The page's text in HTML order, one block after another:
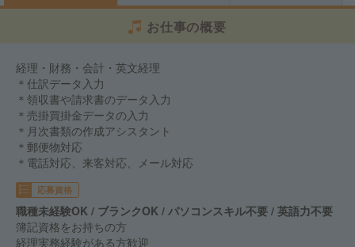
お仕事の概要
経理・財務・会計・英文経理
＊仕訳データ入力
＊領収書や請求書のデータ入力
＊売掛買掛金データの入力
＊月次書類の作成アシスタント
＊郵便物対応
＊電話対応、来客対応、メール対応
応募資格
職種未経験OK / ブランクOK / パソコンスキル不要 / 英語力不要
簿記資格をお持ちの方
経理実務経験がある方歓迎